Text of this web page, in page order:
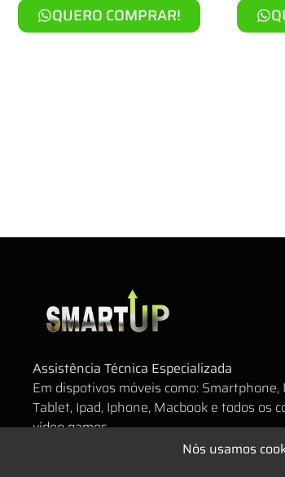
QUERO COMPRAR!
Assistência Técnica Especializada
Em dispotivos móveis como: Smartphone,
Tablet, Ipad, Iphone, Macbook e todos os
vídeo games.
Nós usamos